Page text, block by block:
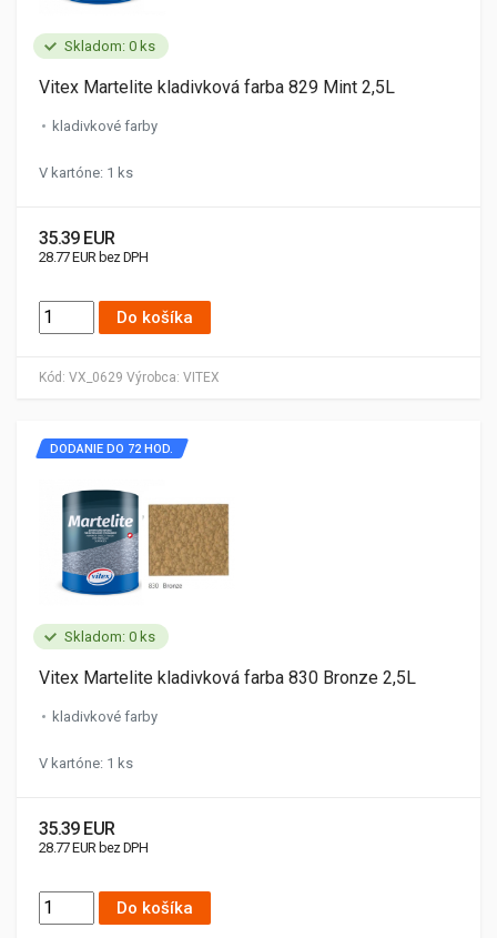
Skladom: 0 ks
Kód: VX_0629 Výrobca: VITEX
Vitex Martelite kladivková farba 829 Mint 2,5L
kladivkové farby
V kartóne: 1 ks
35.39 EUR
28.77 EUR bez DPH
Do košíka
Skladom: 0 ks
DODANIE DO 72 HOD.
Vitex Martelite kladivková farba 830 Bronze 2,5L
kladivkové farby
V kartóne: 1 ks
35.39 EUR
28.77 EUR bez DPH
Do košíka